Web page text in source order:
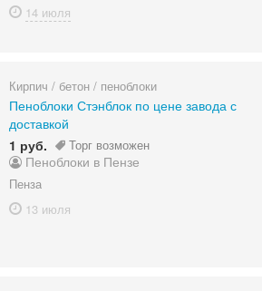
14 июля
Кирпич / бетон / пеноблоки
Пеноблоки Стэнблок по цене завода с
доставкой
1 руб.
Торг возможен
Пеноблоки в Пензе
Пенза
13 июля